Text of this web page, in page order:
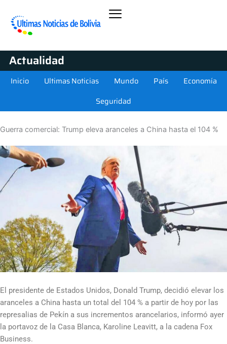
Actualidad
Inicio Ultimas Noticias Mundo País
Economía
Seguridad
Guerra comercial: Trump eleva aranceles a China hasta el 104 %
El presidente de Estados Unidos, Donald Trump, decidió elevar los
aranceles a China hasta un total del 104 % a partir de hoy por las
represalias de Pekín a sus incrementos arancelarios, informó ayer
la portavoz de la Casa Blanca, Karoline Leavitt, a la cadena Fox
Business.